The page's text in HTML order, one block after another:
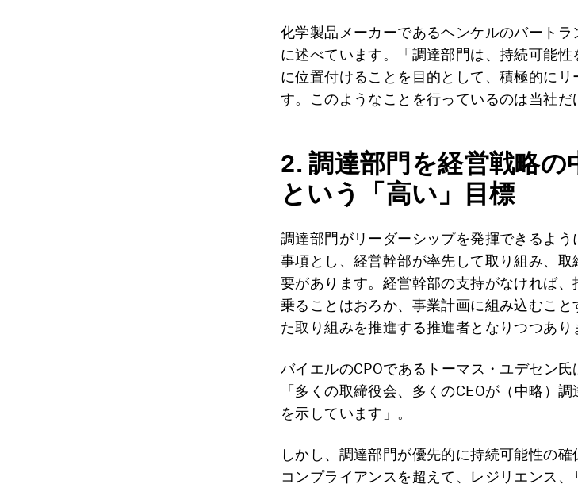
化学製品メーカーであるヘンケルのバートラ
に述べています。「調達部門は、持続可能
に位置付けることを目的として、積極的にリ
す。このようなことを行っているのは当社だ
2.調達部門を経営戦略の
という「高い」目標
調達部門がリーダーシップを発揮できるよ
事項とし、経営幹部が率先して取り組み、
要があります。経営幹部の支持がなければ
乗ることはおろか、事業計画に組み込むこと
た取り組みを推進する推進者となりつつあり
バイエルのCPOであるトーマス・ユデセン氏
「多くの取締役会、多くのCEOが（中略）
を示しています」。
しかし、調達部門が優先的に持続可能性の
コンプライアンスを超えて、レジリエンス